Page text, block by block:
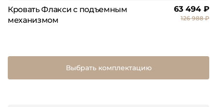
Кровать Флакси с подъемным
механизмом
63 494 ₽
126 988 ₽
Выбрать комплектацию